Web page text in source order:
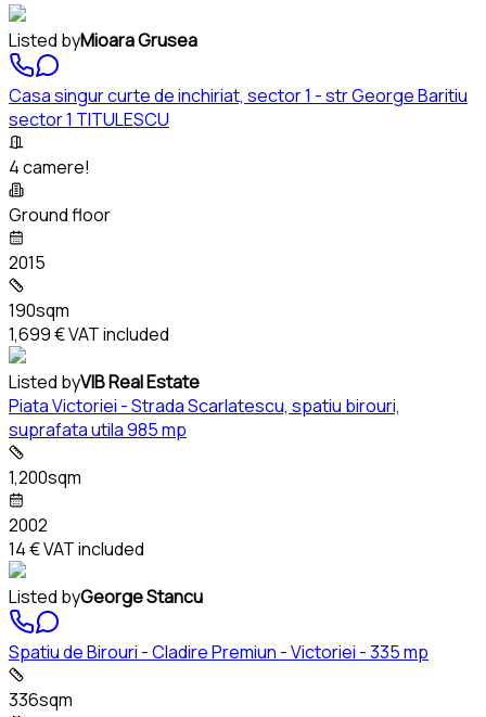
Listed byMioara Grusea
Casa singur curte de inchiriat, sector 1 - str George Baritiu
sector 1 TITULESCU
4 camere!
Ground floor
2015
190sqm
1,699 €VAT included
Listed byVIB Real Estate
Piata Victoriei - Strada Scarlatescu, spatiu birouri,
suprafata utila 985 mp
1,200sqm
2002
14 €VAT included
Listed byGeorge Stancu
Spatiu de Birouri - Cladire Premiun - Victoriei - 335 mp
336sqm